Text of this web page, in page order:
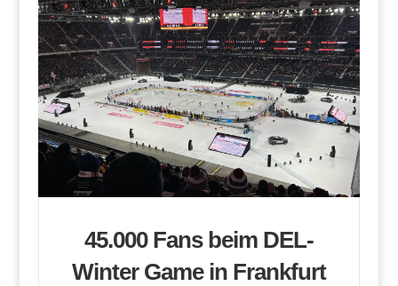
45.000 Fans beim DEL-
Winter Game in Frankfurt